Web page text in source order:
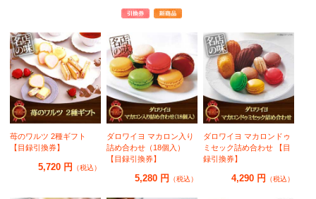
苺のワルツ 2種ギフト
【目録引換券】
5,720 円 （税込）
ダロワイヨ マカロン入り
詰め合わせ（18個入）
【目録引換券】
5,280 円 （税込）
ダロワイヨ マカロンドゥ
ミセック詰め合わせ 【目
録引換券】
4,290 円 （税込）